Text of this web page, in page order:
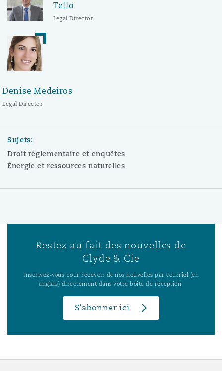
Tello
Legal Director
Denise Medeiros
Legal Director
Sujets:
Droit réglementaire et enquêtes
Énergie et ressources naturelles
Restez au fait des nouvelles de
Clyde & Cie
Inscrivez-vous pour recevoir de nos nouvelles par courriel (en
anglais) directement dans votre boîte de réception!
S’abonner ici